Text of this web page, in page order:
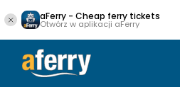
aFerry - Cheap ferry tickets
Otwórz w aplikacji aFerry